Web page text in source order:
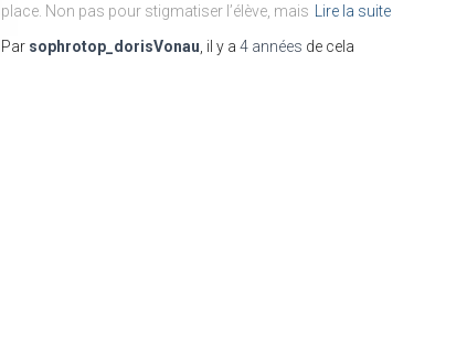
place. Non pas pour stigmatiser l’élève, mais
Lire la suite
Par sophrotop_dorisVonau , il y a 4 années de cela